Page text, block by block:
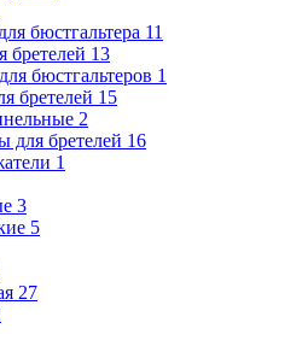
бюстгальтера 11
бретелей 13
бюстгальтеров 1
бретелей 15
2
для бретелей 16
1
3
5
27